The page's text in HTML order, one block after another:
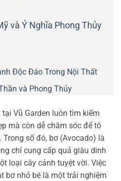
và Ý Nghĩa Phong Thủy
Độc Đáo Trong Nội Thất
và Phong Thủy
Vũ Garden luôn tìm kiếm
mà còn dễ chăm sóc để tô
số đó, bơ (Avocado) là
chỉ cung cấp quả giàu dinh
loại cây cảnh tuyệt vời. Việc
bơ nhỏ bé là một trải nghiệm